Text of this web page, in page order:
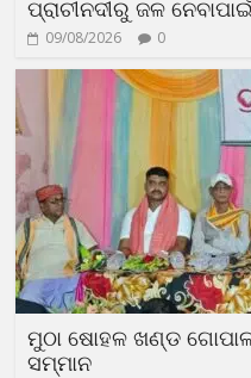
ପ୍ରାଚୀନଦୀରୁ ଜଳ
09/08/2026 0
ମୁଠା ଷୋହଳ ଖଣ୍ଡ
ସମ୍ମାନ